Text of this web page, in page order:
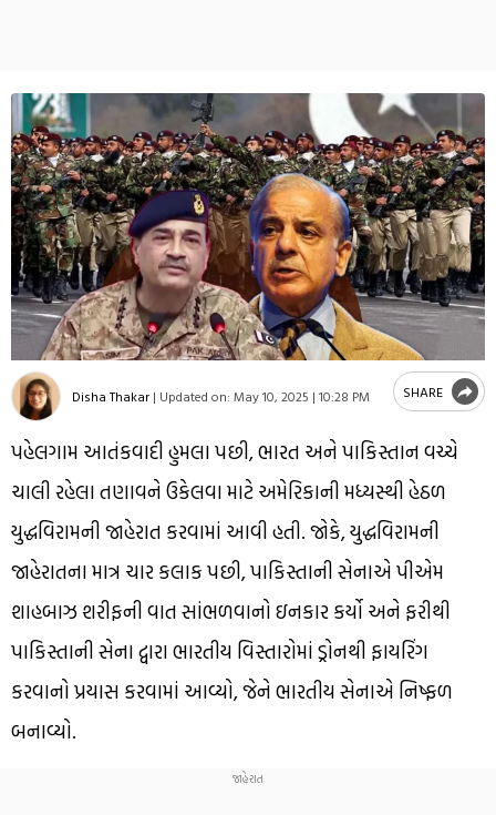
Disha Thakar | Updated on: May 10, 2025 | 10:28 PM SHARE
પહેલગામ આતંકવાદી હુમલા પછી, ભારત અને પાકિસ્તાન વચ્ચે
ચાલી રહેલા તણાવને ઉકેલવા માટે અમેરિકાની મધ્યસ્થી હેઠળ
યુદ્ધવિરામની જાહેરાત કરવામાં આવી હતી. જોકે, યુદ્ધવિરામની
જાહેરાતના માત્ર ચાર કલાક પછી, પાકિસ્તાની સેનાએ પીએમ
શાહબાઝ શરીફની વાત સાંભળવાનો ઇનકાર કર્યો અને ફરીથી
પાકિસ્તાની સેના દ્વારા ભારતીય વિસ્તારોમાં ડ્રોનથી ફાયરિંગ
કરવાનો પ્રયાસ કરવામાં આવ્યો, જેને ભારતીય સેનાએ નિષ્ફળ
બનાવ્યો.